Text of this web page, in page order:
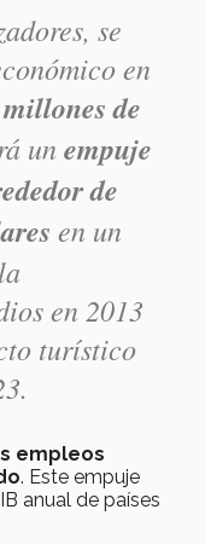
se
en
de
un empuje
de
en un
en 2013
turístico
empleos
. Este empuje
anual de países